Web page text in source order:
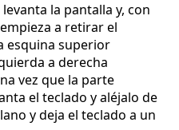
la pantalla y, con
a retirar el
esquina superior
a derecha
vez que la parte
el teclado y aléjalo de
y deja el teclado a un